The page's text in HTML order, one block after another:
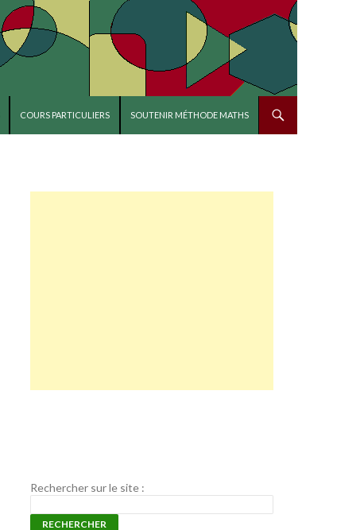
COURS PARTICULIERS SOUTENIR MÉTHODE MATHS
Rechercher sur le site :